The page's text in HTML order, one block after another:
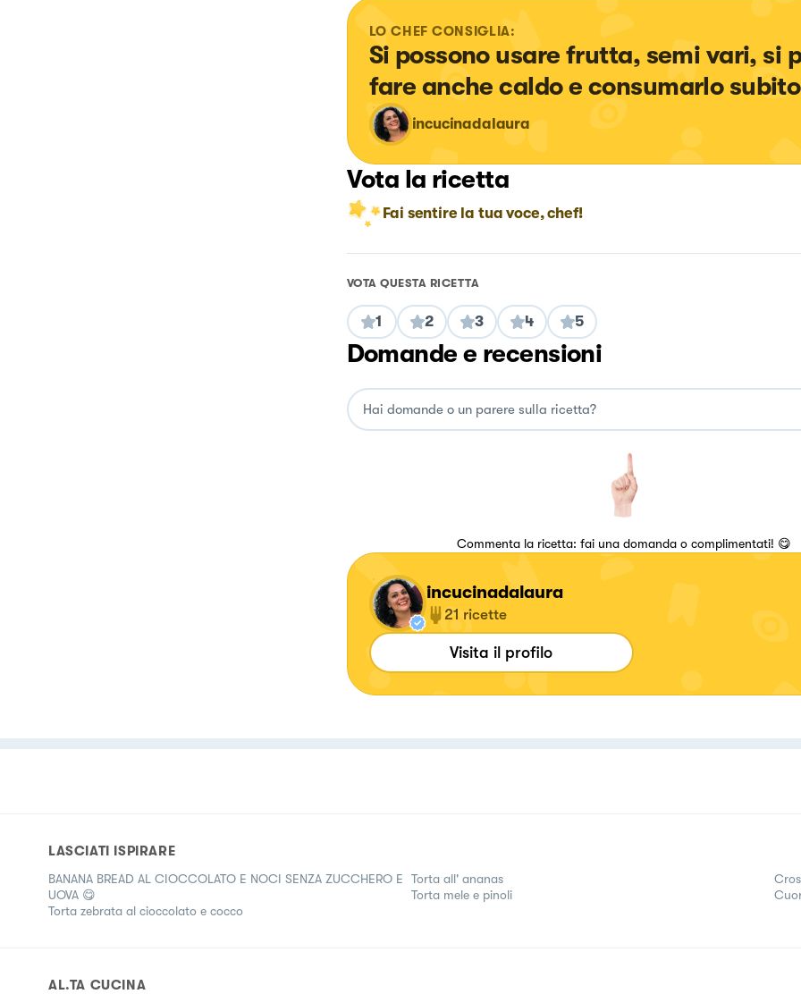
LO CHEF CONSIGLIA:
Si possono usare frutta, semi vari, si
fare anche caldo e consumarlo subito
incucinadalaura
Vota la ricetta
Fai sentire la tua voce, chef!
VOTA QUESTA RICETTA
1 2 3 4 5
Domande e recensioni
Commenta la ricetta: fai una domanda o complimentati! 😋
incucinadalaura
21 ricette
Visita il profilo
LASCIATI ISPIRARE
BANANA BREAD AL CIOCCOLATO E NOCI SENZA ZUCCHERO E
UOVA 😋
Torta zebrata al cioccolato e cocco
Torta all' ananas
Torta mele e pinoli
AL.TA CUCINA